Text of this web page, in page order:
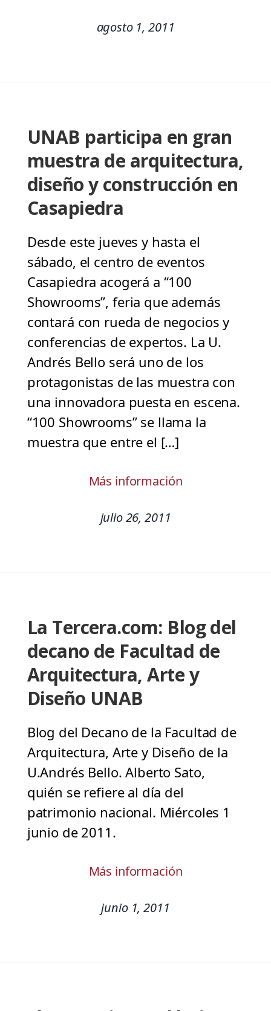
agosto 1, 2011
UNAB participa en gran
muestra de arquitectura,
diseño y construcción en
Casapiedra
Desde este jueves y hasta el
sábado, el centro de eventos
Casapiedra acogerá a “100
Showrooms”, feria que además
contará con rueda de negocios y
conferencias de expertos. La U.
Andrés Bello será uno de los
protagonistas de las muestra con
una innovadora puesta en escena.
“100 Showrooms” se llama la
muestra que entre el […]
Más información
julio 26, 2011
La Tercera.com: Blog del
decano de Facultad de
Arquitectura, Arte y
Diseño UNAB
Blog del Decano de la Facultad de
Arquitectura, Arte y Diseño de la
U.Andrés Bello. Alberto Sato,
quién se refiere al día del
patrimonio nacional. Miércoles 1
junio de 2011.
Más información
junio 1, 2011